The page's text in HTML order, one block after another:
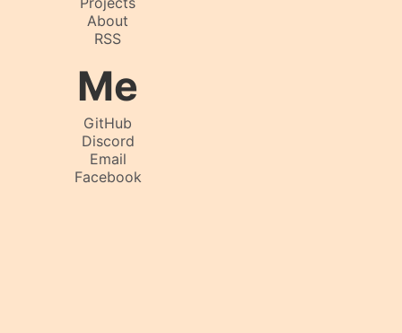
About
RSS
Me
GitHub
Discord
Email
Facebook